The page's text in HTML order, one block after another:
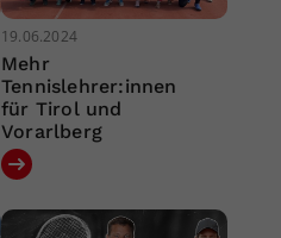
19.06.2024
Mehr
Tennislehrer:innen
für Tirol und
Vorarlberg